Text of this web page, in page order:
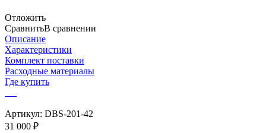
Отложить
СравнитьВ сравнении
Описание
Характеристики
Комплект поставки
Расходные материалы
Где купить
Артикул: DBS-201-42
31 000 ₽